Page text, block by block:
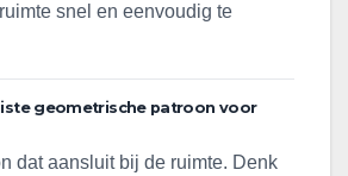
snel en eenvoudig te
geometrische patroon voor
dat aansluit bij de ruimte. Denk